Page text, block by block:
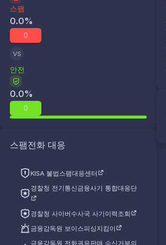
스팸
0.0%
0
VS
안전
0.0%
0
스팸전화 대응
KISA 불법스팸대응센터
경찰청 전기통신금융사기 통합대응단
경찰청 사이버수사국 사기이력조회
금융감독원 보이스피싱지킴이
금융감독원 전화권유판매 수신거부의